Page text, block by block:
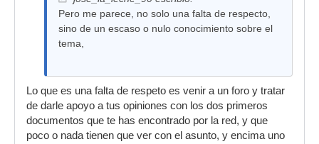
Pero me parece, no solo una falta de respecto,
sino de un escaso o nulo conocimiento sobre el
tema,
Lo que es una falta de respeto es venir a un foro y tratar
de darle apoyo a tus opiniones con los dos primeros
documentos que te has encontrado por la red, y que
poco o nada tienen que ver con el asunto, y encima uno